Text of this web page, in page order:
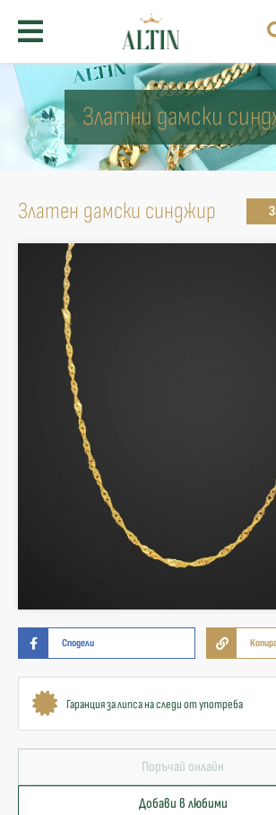
Златни дамски
Златен дамски синджир
Сподели
Гаранция за липса на следи от употреба
Поръчай онлайн
Добави в любими